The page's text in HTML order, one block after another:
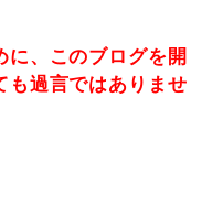
に、このブログを開
も過言ではありませ